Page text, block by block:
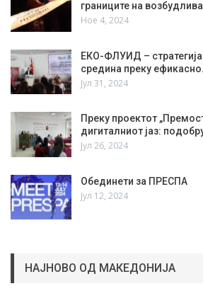
границите на
Ное 4, 2024
ЕКО-ФЛУИД –
средина преку
Јул 31, 2024
Преку проектот
дигиталниот јаз:
Јул 26, 2024
Обединети за ПРЕСПА
Јул 12, 2024
НАЈНОВО ОД МАКЕДОНИЈА